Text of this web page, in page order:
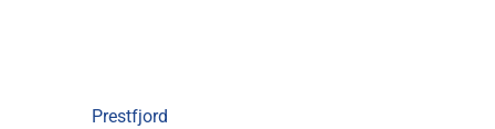
Prestfjord